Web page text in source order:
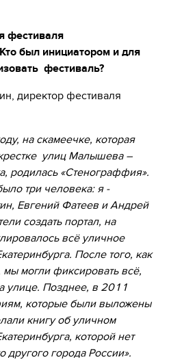
фестиваля
был инициатором и для
фестиваль?
директор фестиваля
на скамеечке, которая
улиц Малышева –
родилась «Стенограффия».
три человека: я -
Евгений Фатеев и Андрей
создать портал, на
всё уличное
После того, как
мы могли фиксировать всё,
улице. Позднее, в 2011
которые были выложены
книгу об уличном
которой нет
другого города России».